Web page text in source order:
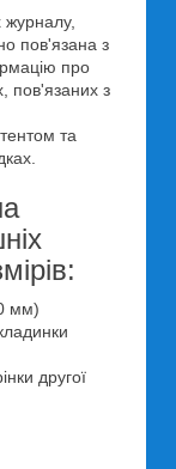
пов'язана з
про
пов'язаних з
та
мм)
другої